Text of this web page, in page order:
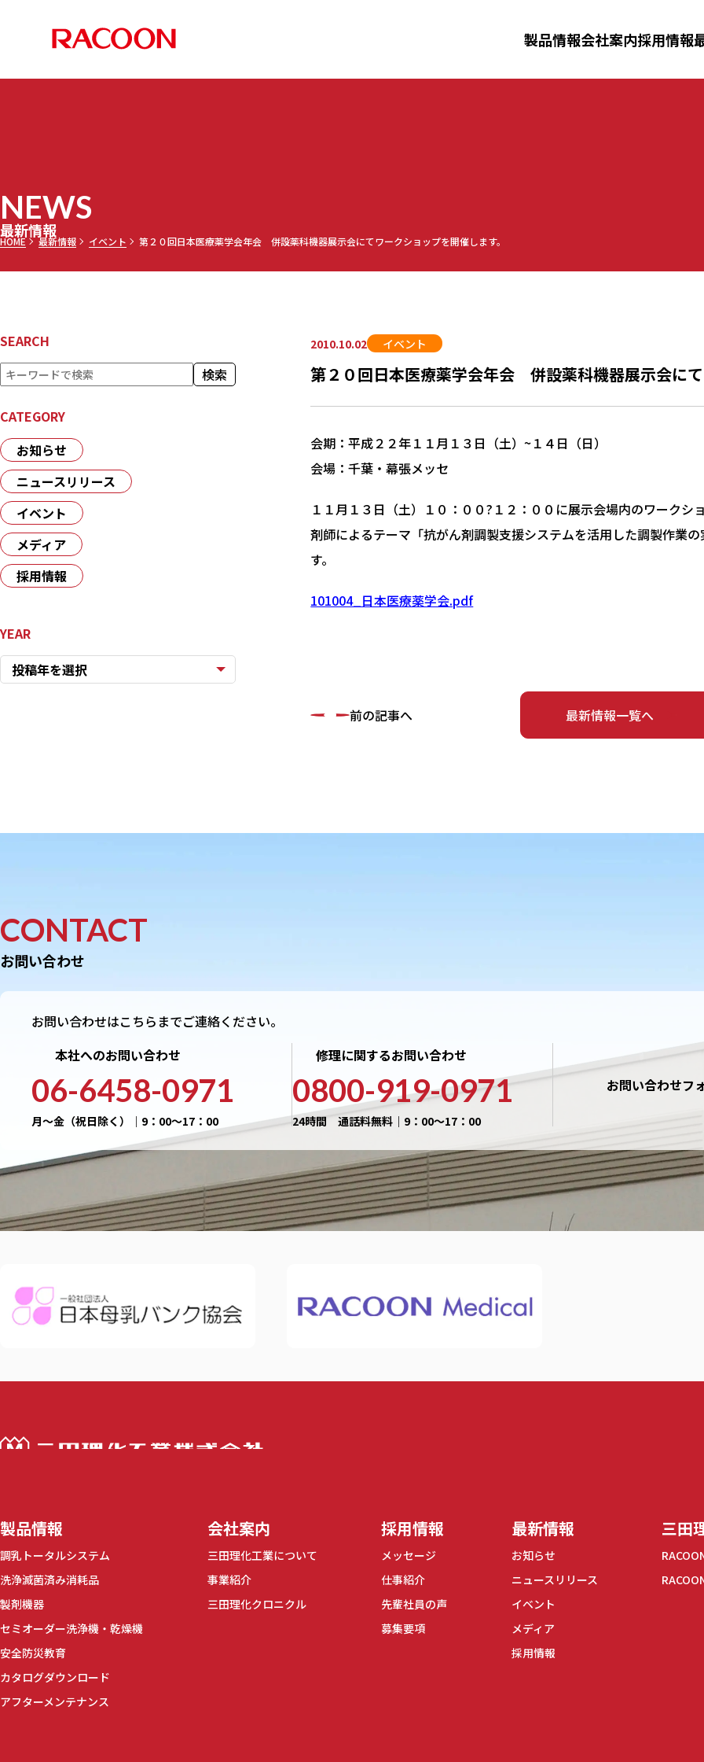
RACOON 三田理化工業株式会社
製品情報会社案内採用情報
NEWS
最新情報
HOME 最新情報 イベント 第２０回日本医療薬学会年会 併設薬科機器展示会にてワークショップを開催します。
SEARCH
検
索 検索
CATEGORY
お知らせ
ニュースリリース
イベント
メディア
採用情報
YEAR
投稿年を選択
第２０回日本医療薬学会年会 併設薬科機器展示会に
2010.10.02 イベント
会期：平成２２年１１月１３日（土）~１４日（日）
会場：千葉・幕張メッセ
１１月１３日（土）１０：００?１２：００に展示会場内のワークシ
剤師によるテーマ「抗がん剤調製支援システムを活用した調製作業
す。
101004_日本医療薬学会.pdf
前の記事へ 最新情報一覧へ
CONTACT
お問い合わせ
お問い合わせはこちらまでご連絡ください。
本社へのお問い合わせ
06-6458-0971
月〜金（祝日除く）｜9：00〜17：00
修理に関するお問い合わせ
0800-919-0971
24時間 通話料無料｜9：00〜17：00
お問い合わせフ
製品情報
調乳トータルシステム
洗浄滅菌済み消耗品
製剤機器
セミオーダー洗浄機・乾燥機
安全防災教育
カタログダウンロード
アフターメンテナンス
会社案内
三田理化工業について
事業紹介
三田理化クロニクル
採用情報
メッセージ
仕事紹介
先輩社員の声
募集要項
最新情報
お知らせ
ニュースリリース
イベント
メディア
採用情報
三田